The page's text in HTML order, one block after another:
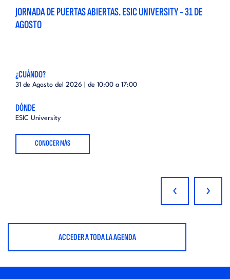
JORNADA DE PUERTAS ABIERTAS. ESIC UNIVERSITY - 31 DE
AGOSTO
¿CUÁNDO?
31 de Agosto del 2026 | de 10:00 a 17:00
DÓNDE
ESIC University
CONOCER MÁS
‹ ›
ACCEDER A TODA LA AGENDA